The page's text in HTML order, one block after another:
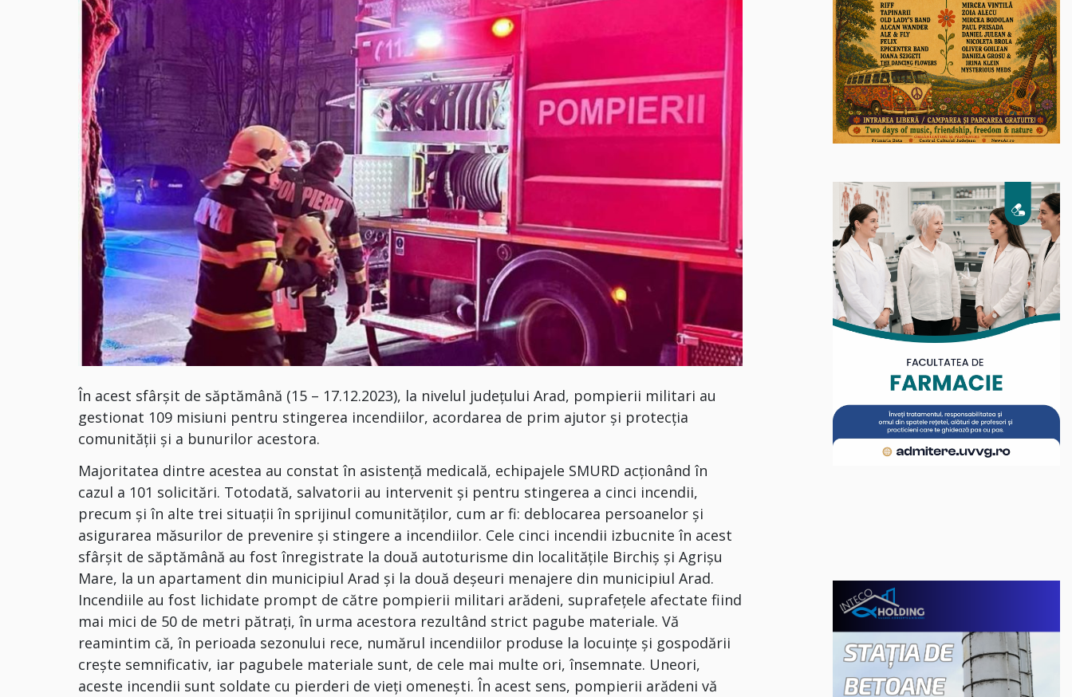
În acest sfârșit de săptămână (15 – 17.12.2023), la nivelul județului Arad, pompierii militari au
gestionat 109 misiuni pentru stingerea incendiilor, acordarea de prim ajutor și protecția
comunității și a bunurilor acestora.
Majoritatea dintre acestea au constat în asistență medicală, echipajele SMURD acționând în
cazul a 101 solicitări. Totodată, salvatorii au intervenit și pentru stingerea a cinci incendii,
precum și în alte trei situații în sprijinul comunităților, cum ar fi: deblocarea persoanelor și
asigurarea măsurilor de prevenire și stingere a incendiilor. Cele cinci incendii izbucnite în acest
sfârșit de săptămână au fost înregistrate la două autoturisme din localitățile Birchiș și Agrișu
Mare, la un apartament din municipiul Arad și la două deșeuri menajere din municipiul Arad.
Incendiile au fost lichidate prompt de către pompierii militari arădeni, suprafețele afectate fiind
mai mici de 50 de metri pătrați, în urma acestora rezultând strict pagube materiale. Vă
reamintim că, în perioada sezonului rece, numărul incendiilor produse la locuințe și gospodării
crește semnificativ, iar pagubele materiale sunt, de cele mai multe ori, însemnate. Uneori,
aceste incendii sunt soldate cu pierderi de vieți omenești. În acest sens, pompierii arădeni vă